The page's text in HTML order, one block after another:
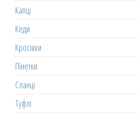
Капці
Кеди
Кросівки
Пінетки
Сланці
Туфлі